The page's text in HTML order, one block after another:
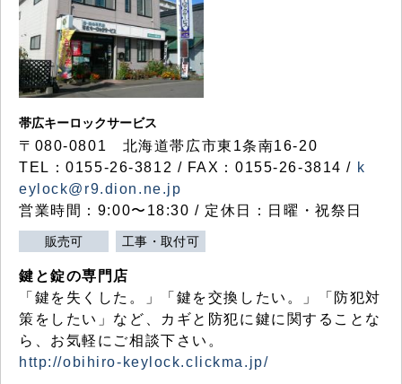
帯広キーロックサービス
〒080-0801 北海道帯広市東1条南16-20
TEL：0155-26-3812 / FAX：0155-26-3814 / k
eylock@r9.dion.ne.jp
営業時間：9:00〜18:30 / 定休日：日曜・祝祭日
販売可 工事・取付可
鍵と錠の専門店
「鍵を失くした。」「鍵を交換したい。」「防犯対
策をしたい」など、カギと防犯に鍵に関することな
ら、お気軽にご相談下さい。
http://obihiro-keylock.clickma.jp/